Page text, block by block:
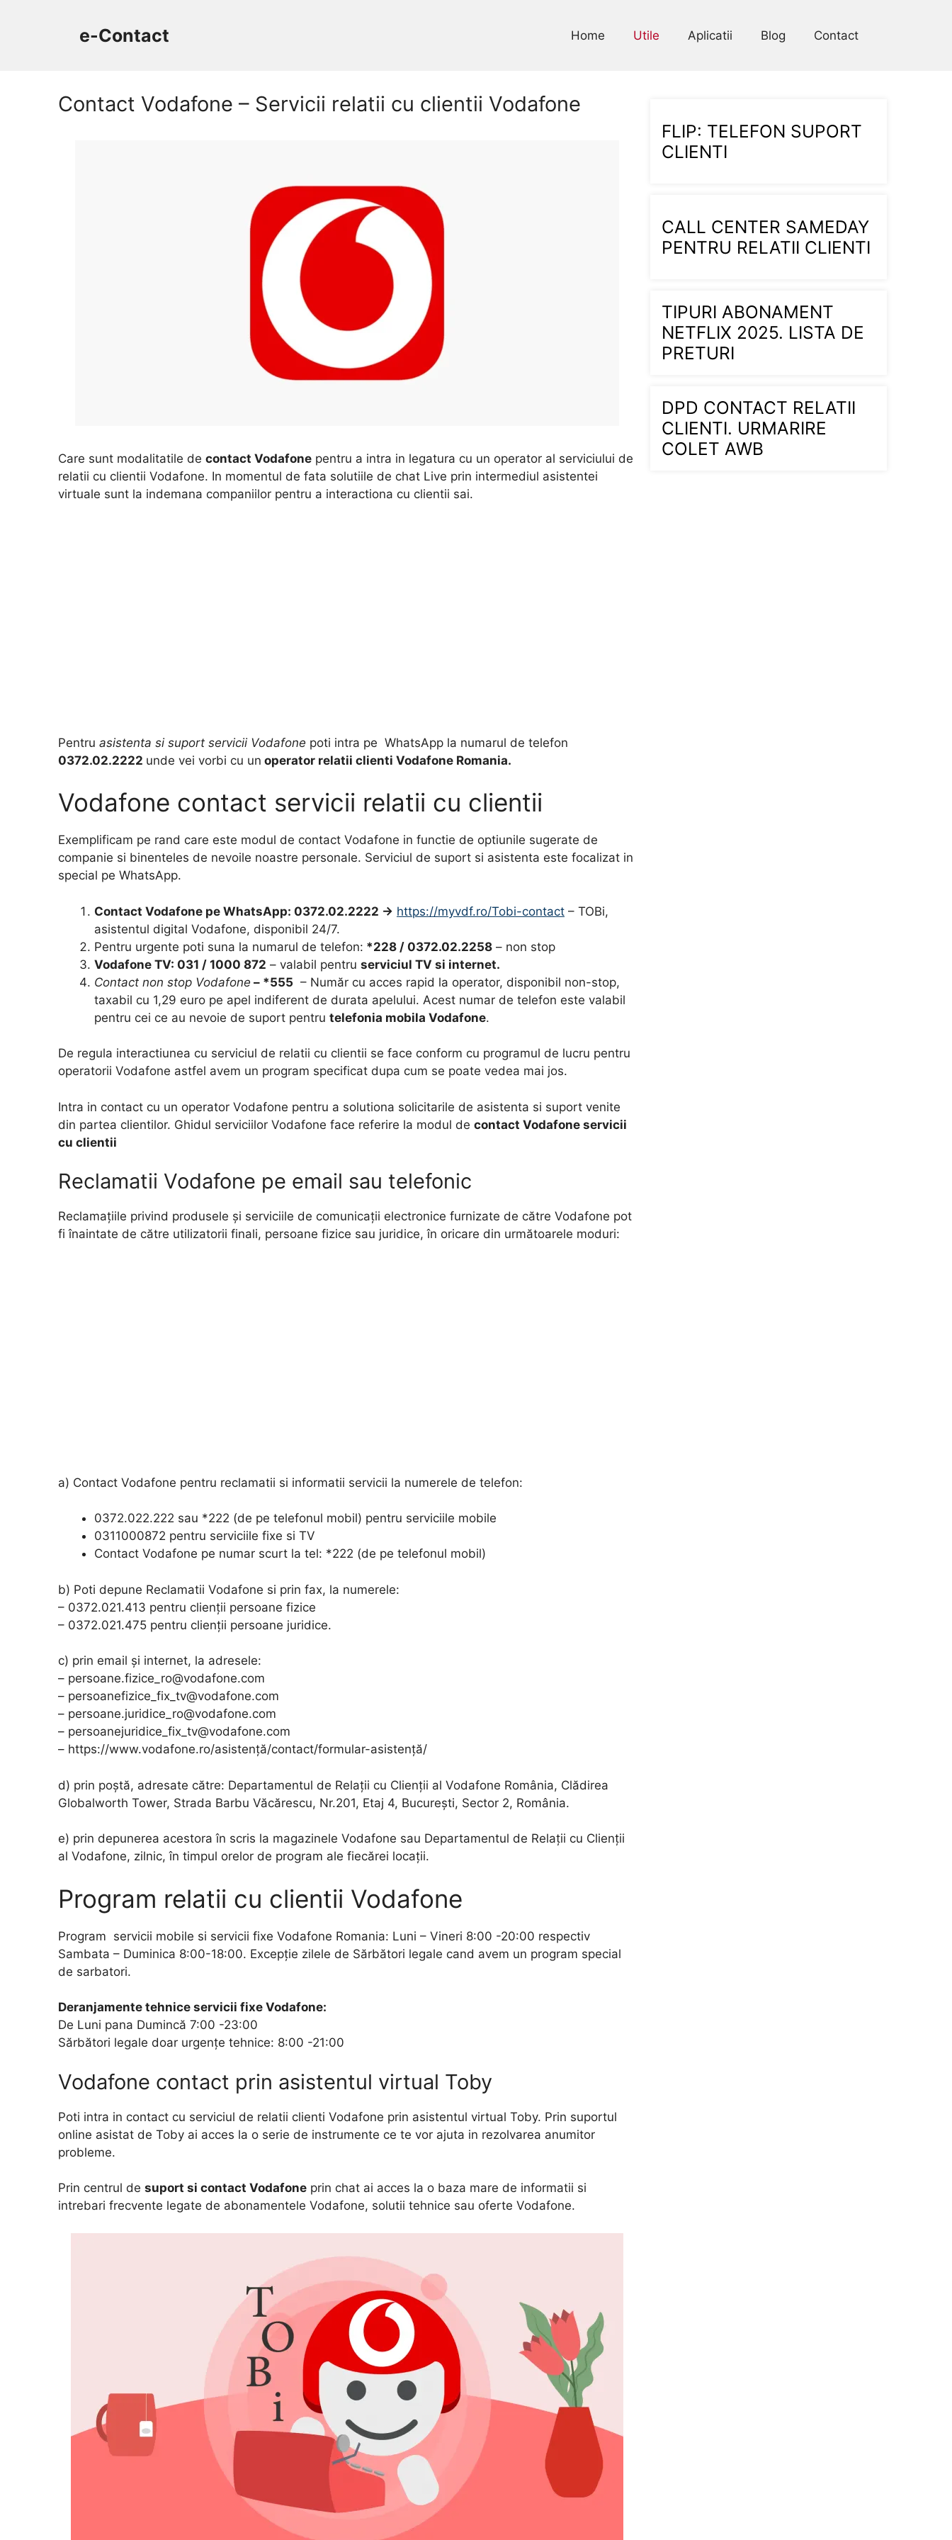
e-Contact Home Utile Aplicatii Blog Contact
Contact Vodafone – Servicii relatii cu clientii Vodafone
Care sunt modalitatile de contact Vodafone pentru a intra in legatura cu un operator al serviciului de
relatii cu clientii Vodafone. In momentul de fata solutiile de chat Live prin intermediul asistentei
virtuale sunt la indemana companiilor pentru a interactiona cu clientii sai.
Pentru asistenta si suport servicii Vodafone poti intra pe WhatsApp la numarul de telefon
0372.02.2222 unde vei vorbi cu un operator relatii clienti Vodafone Romania.
Vodafone contact servicii relatii cu clientii
Exemplificam pe rand care este modul de contact Vodafone in functie de optiunile sugerate de
companie si binenteles de nevoile noastre personale. Serviciul de suport si asistenta este focalizat in
special pe WhatsApp.
Contact Vodafone pe WhatsApp: 0372.02.2222 -> https://myvdf.ro/Tobi-contact – TOBi,
asistentul digital Vodafone, disponibil 24/7.
Pentru urgente poti suna la numarul de telefon: *228 / 0372.02.2258 – non stop
Vodafone TV: 031 / 1000 872 – valabil pentru serviciul TV si internet.
Contact non stop Vodafone – *555 – Număr cu acces rapid la operator, disponibil non-stop,
taxabil cu 1,29 euro pe apel indiferent de durata apelului. Acest numar de telefon este valabil
pentru cei ce au nevoie de suport pentru telefonia mobila Vodafone.
De regula interactiunea cu serviciul de relatii cu clientii se face conform cu programul de lucru pentru
operatorii Vodafone astfel avem un program specificat dupa cum se poate vedea mai jos.
Intra in contact cu un operator Vodafone pentru a solutiona solicitarile de asistenta si suport venite
din partea clientilor. Ghidul serviciilor Vodafone face referire la modul de contact Vodafone servicii
cu clientii
Reclamatii Vodafone pe email sau telefonic
Reclamațiile privind produsele și serviciile de comunicații electronice furnizate de către Vodafone pot
fi înaintate de către utilizatorii finali, persoane fizice sau juridice, în oricare din următoarele moduri:
a) Contact Vodafone pentru reclamatii si informatii servicii la numerele de telefon:
0372.022.222 sau *222 (de pe telefonul mobil) pentru serviciile mobile
0311000872 pentru serviciile fixe si TV
Contact Vodafone pe numar scurt la tel: *222 (de pe telefonul mobil)
b) Poti depune Reclamatii Vodafone si prin fax, la numerele:
– 0372.021.413 pentru clienții persoane fizice
– 0372.021.475 pentru clienții persoane juridice.
c) prin email și internet, la adresele:
– persoane.fizice_ro@vodafone.com
– persoanefizice_fix_tv@vodafone.com
– persoane.juridice_ro@vodafone.com
– persoanejuridice_fix_tv@vodafone.com
– https://www.vodafone.ro/asistență/contact/formular-asistență/
d) prin poștă, adresate către: Departamentul de Relații cu Clienții al Vodafone România, Clădirea
Globalworth Tower, Strada Barbu Văcărescu, Nr.201, Etaj 4, București, Sector 2, România.
e) prin depunerea acestora în scris la magazinele Vodafone sau Departamentul de Relații cu Clienții
al Vodafone, zilnic, în timpul orelor de program ale fiecărei locații.
Program relatii cu clientii Vodafone
Program servicii mobile si servicii fixe Vodafone Romania: Luni – Vineri 8:00 -20:00 respectiv
Sambata – Duminica 8:00-18:00. Excepție zilele de Sărbători legale cand avem un program special
de sarbatori.
Deranjamente tehnice servicii fixe Vodafone:
De Luni pana Dumincă 7:00 -23:00
Sărbători legale doar urgențe tehnice: 8:00 -21:00
Vodafone contact prin asistentul virtual Toby
Poti intra in contact cu serviciul de relatii clienti Vodafone prin asistentul virtual Toby. Prin suportul
online asistat de Toby ai acces la o serie de instrumente ce te vor ajuta in rezolvarea anumitor
probleme.
Prin centrul de suport si contact Vodafone prin chat ai acces la o baza mare de informatii si
intrebari frecvente legate de abonamentele Vodafone, solutii tehnice sau oferte Vodafone.
FLIP: TELEFON SUPORT
CLIENTI
CALL CENTER SAMEDAY
PENTRU RELATII CLIENTI
TIPURI ABONAMENT
NETFLIX 2025. LISTA DE
PRETURI
DPD CONTACT RELATII
CLIENTI. URMARIRE
COLET AWB